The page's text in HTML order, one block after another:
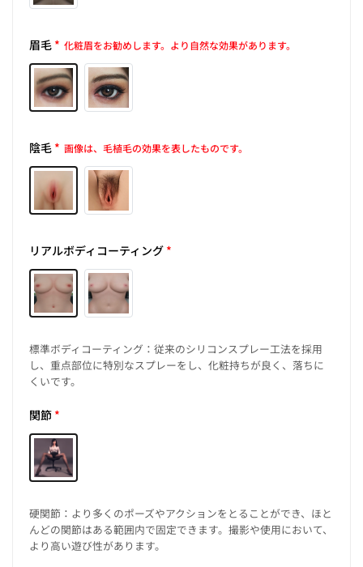
眉毛* 化粧眉をお勧めします。より自然な効果があります。
陰毛* 画像は、毛植毛の効果を表したものです。
リアルボディコーティング*
標準ボディコーティング：従来のシリコンスプレー工法を採用
し、重点部位に特別なスプレーをし、化粧持ちが良く、落ちに
くいです。
関節*
硬関節：より多くのポーズやアクションをとることができ、ほと
んどの関節はある範囲内で固定できます。撮影や使用において、
より高い遊び性があります。